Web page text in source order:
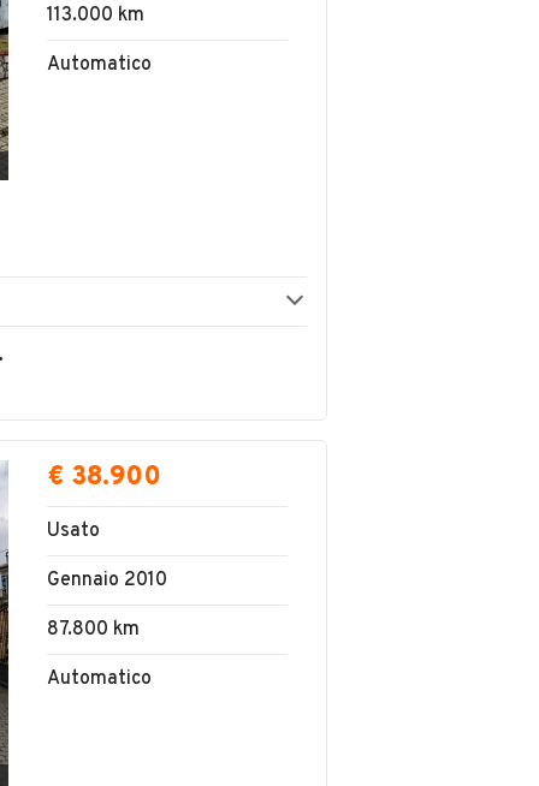
113.000 km
Automatico
€ 38.900
Usato
Gennaio 2010
87.800 km
Automatico